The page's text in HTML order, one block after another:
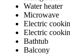
Water heater
Microwave
Electric
Electric
Bathtub
Balcony